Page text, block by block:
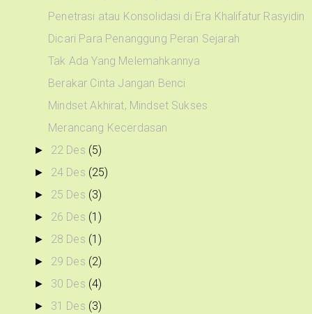
Penetrasi atau Konsolidasi di Era Khalifatur Rasyidin
Dicari Para Penanggung Peran Sejarah
Tak Ada Yang Melemahkannya
Berakar Cinta Jangan Benci
Mindset Akhirat, Mindset Sukses
Merancang Kecerdasan
► 22 Des (5)
► 24 Des (25)
► 25 Des (3)
► 26 Des (1)
► 28 Des (1)
► 29 Des (2)
► 30 Des (4)
► 31 Des (3)